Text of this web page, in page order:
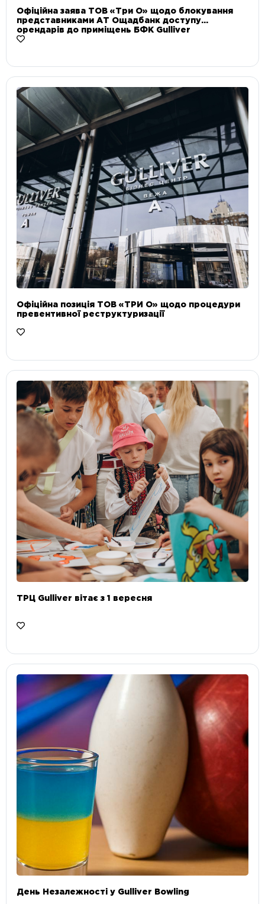
Офіційна заява ТОВ «Три О» щодо блокування
представниками АТ Ощадбанк доступу
орендарів до приміщень БФК Gulliver
Офіційна позиція ТОВ «ТРИ О» щодо процедури
превентивної реструктуризації
ТРЦ Gulliver вітає з 1 вересня
День Незалежності у Gulliver Bowling